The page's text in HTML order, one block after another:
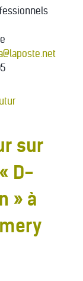
sur
D-
» à